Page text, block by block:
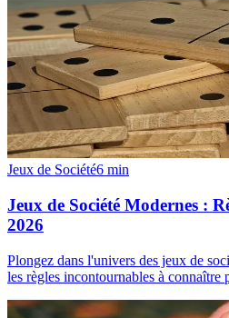
Jeux de Société6 min
Jeux de Société Modernes :
2026
Plongez dans l'univers des jeux de
les règles incontournables à connaître